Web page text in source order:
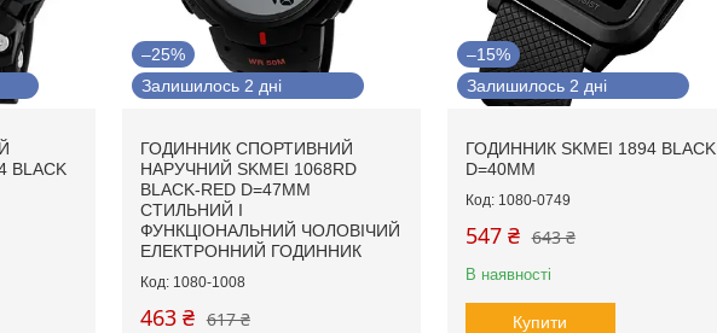
BLACK
–25%
Залишилось 2 дні
ГОДИННИК СПОРТИВНИЙ
НАРУЧНИЙ SKMEI 1068RD
BLACK-RED D=47MM
СТИЛЬНИЙ І
ФУНКЦІОНАЛЬНИЙ ЧОЛОВІЧИЙ
ЕЛЕКТРОННИЙ ГОДИННИК
1080-1008
617 ₴
463 ₴
–15%
Залишилось 2 дні
ГОДИННИК SKMEI 1894 BLACK
D=40MM
1080-0749
643 ₴
547 ₴
В наявності
Купити